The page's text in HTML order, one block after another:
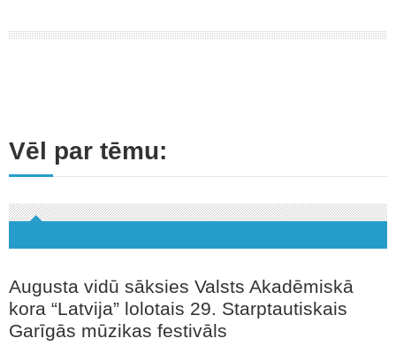
Vēl par tēmu:
Augusta vidū sāksies Valsts Akadēmiskā
kora “Latvija” lolotais 29. Starptautiskais
Garīgās mūzikas festivāls